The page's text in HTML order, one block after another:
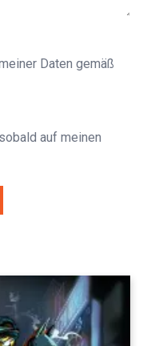
Daten gemäß
auf meinen